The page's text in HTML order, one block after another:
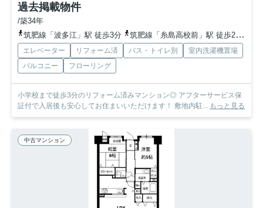
過去掲載物件
/築34年
筑肥線「波多江」駅 徒歩3分
筑肥線「糸島高校前」駅 徒歩22分
エレベーター リフォーム済 バス・トイレ別
室内洗濯機置場
バルコニー
フローリング
小学校まで徒歩3分のリフォーム済みマンション◎ アフターサービス保
証付で入居後も安心してお住まいいただけます！ 敷地内駐... もっと見る
中古マンション